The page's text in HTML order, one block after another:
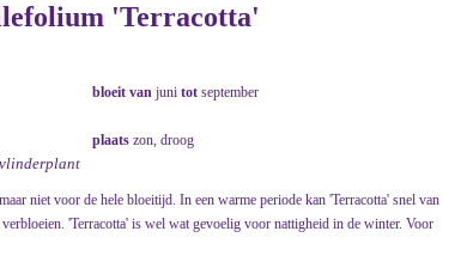
'Terracotta'
bloeit van juni tot september
plaats zon, droog
niet voor de hele bloeitijd. In een warme periode kan 'Terracotta' snel van
'Terracotta' is wel wat gevoelig voor nattigheid in de winter. Voor